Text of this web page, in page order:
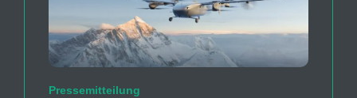
Pressemitteilung